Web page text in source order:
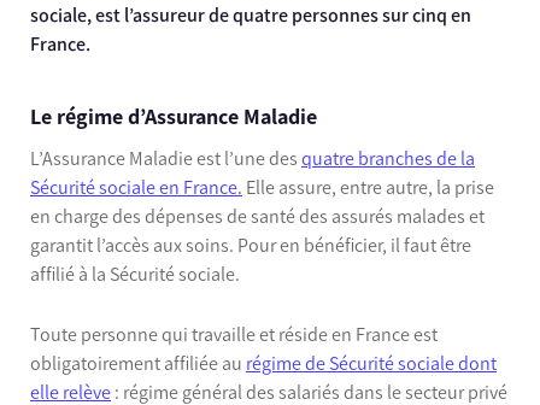
sociale, est l’assureur de quatre personnes sur cinq en
France.
Le régime d’Assurance Maladie
L’Assurance Maladie est l’une des quatre branches de la
Sécurité sociale en France. Elle assure, entre autre, la prise
en charge des dépenses de santé des assurés malades et
garantit l’accès aux soins. Pour en bénéficier, il faut être
affilié à la Sécurité sociale.
Toute personne qui travaille et réside en France est
obligatoirement affiliée au régime de Sécurité sociale dont
elle relève : régime général des salariés dans le secteur privé